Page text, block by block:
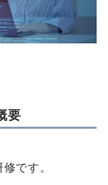
要
です。